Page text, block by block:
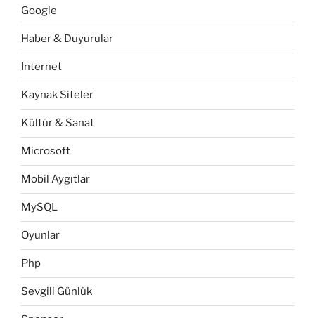
Google
Haber & Duyurular
Internet
Kaynak Siteler
Kültür & Sanat
Microsoft
Mobil Aygıtlar
MySQL
Oyunlar
Php
Sevgili Günlük